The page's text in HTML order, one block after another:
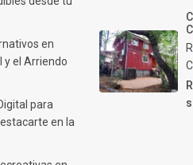
en
y el Arriendo
para
en la